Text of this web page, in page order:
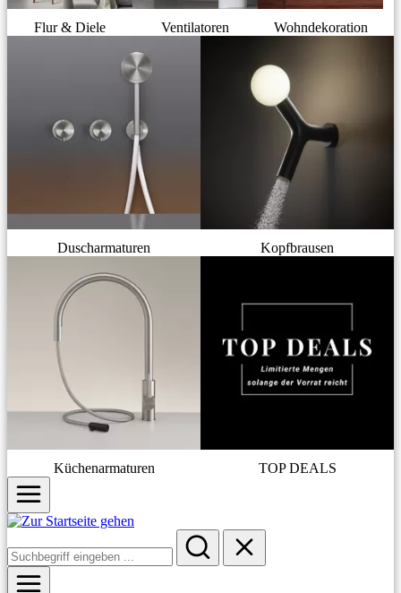
Flur & Diele Ventilatoren Wohndekoration
Duscharmaturen Kopfbrausen
Küchenarmaturen TOP DEALS